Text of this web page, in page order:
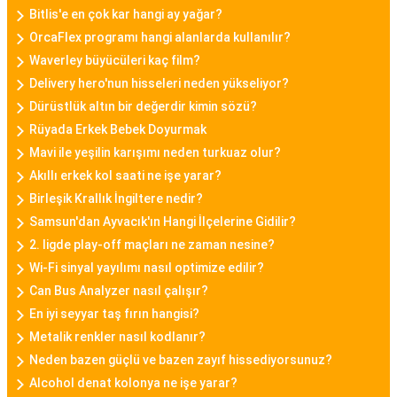
sunar.
Daniel Klein Bayan Saat
Daniel Klein, şıklık ve kaliteyi bir araya getiren
bayan saat modelleriyle bilinen bir markadır.
Minimalist tasarımları, zarif detayları ve kaliteli
malzemeleriyle Daniel Klein bayan saatleri,
kullanıcılarına tarz bir görünüm sunar.
Casio Bayan Saat
Casio, sağlamlığı ve fonksiyonelliği ile tanınan bir
markadır. Casio bayan saat modelleri, dayanıklılık
ve şıklığı bir araya getirerek spor ve günlük
kullanıma uygun seçenekler sunar.
Fossil Bayan Saat
Bitlis'e en çok kar hangi ay yağar?
OrcaFlex programı hangi alanlarda kullanılır?
Waverley büyücüleri kaç film?
Delivery hero'nun hisseleri neden yükseliyor?
Dürüstlük altın bir değerdir kimin sözü?
Rüyada Erkek Bebek Doyurmak
Mavi ile yeşilin karışımı neden turkuaz olur?
Akıllı erkek kol saati ne işe yarar?
Birleşik Krallık İngiltere nedir?
Samsun'dan Ayvacık'ın Hangi İlçelerine Gidilir?
2. ligde play-off maçları ne zaman nesine?
Wi-Fi sinyal yayılımı nasıl optimize edilir?
Can Bus Analyzer nasıl çalışır?
En iyi seyyar taş fırın hangisi?
Metalik renkler nasıl kodlanır?
Neden bazen güçlü ve bazen zayıf hissediyorsunuz?
Alcohol denat kolonya ne işe yarar?